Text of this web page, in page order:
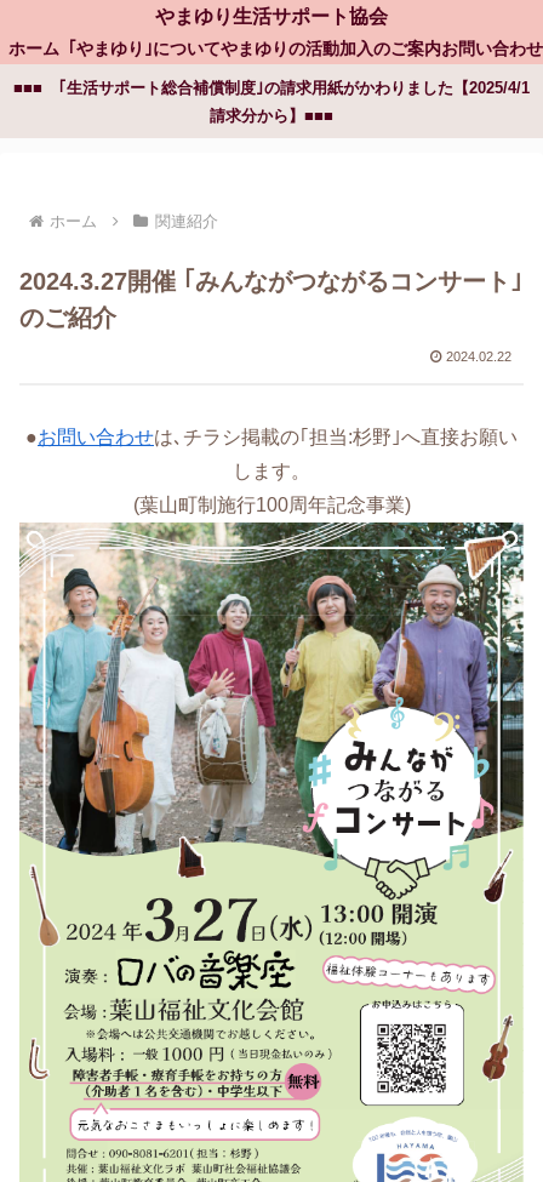
やまゆり生活サポート協会
ホーム ｢やまゆり｣についてやまゆりの活動加入のご案内お問い合わせ
■■■ ｢生活サポート総合補償制度｣の請求用紙がかわりました【2025/4/1
請求分から】■■■
ホーム 関連紹介
2024.3.27開催 ｢みんながつながるコンサート｣
のご紹介
2024.02.22
●お問い合わせは､チラシ掲載の｢担当:杉野｣へ直接お願い
します。
(葉山町制施行100周年記念事業)